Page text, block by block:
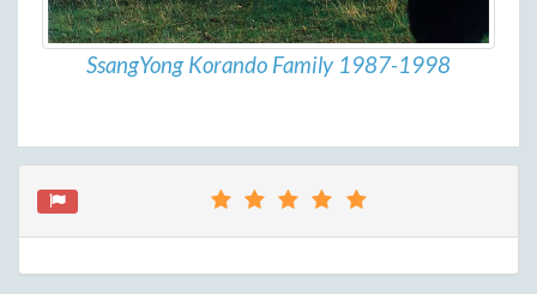
SsangYong Korando Family 1987-1998